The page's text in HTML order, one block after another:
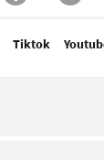
Tiktok